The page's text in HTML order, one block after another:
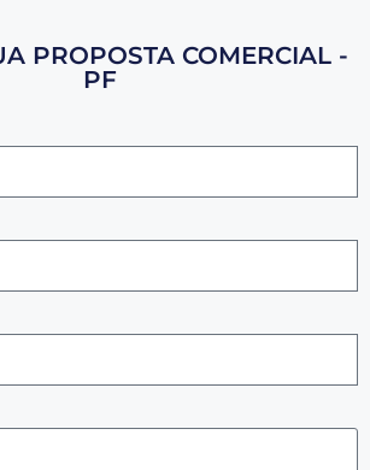
PROPOSTA COMERCIAL -
PF